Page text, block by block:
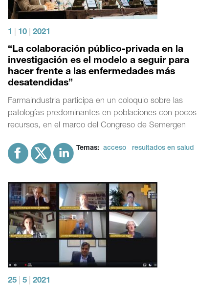
1 10 2021
“La colaboración público-privada en la
investigación es el modelo a seguir para
hacer frente a las enfermedades más
desatendidas”
Farmaindustria participa en un coloquio sobre las
patologías predominantes en poblaciones con pocos
recursos, en el marco del Congreso de Semergen
Temas: acceso resultados en salud
25 5 2021